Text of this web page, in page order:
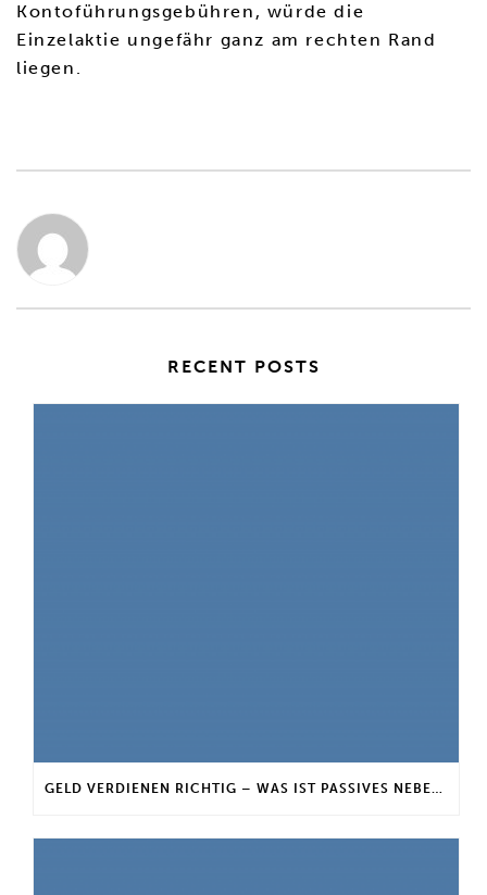
Kontoführungsgebühren, würde die
Einzelaktie ungefähr ganz am rechten Rand
liegen.
RECENT POSTS
GELD VERDIENEN RICHTIG – WAS IST PASSIVES NEBENEINKOMMEN?